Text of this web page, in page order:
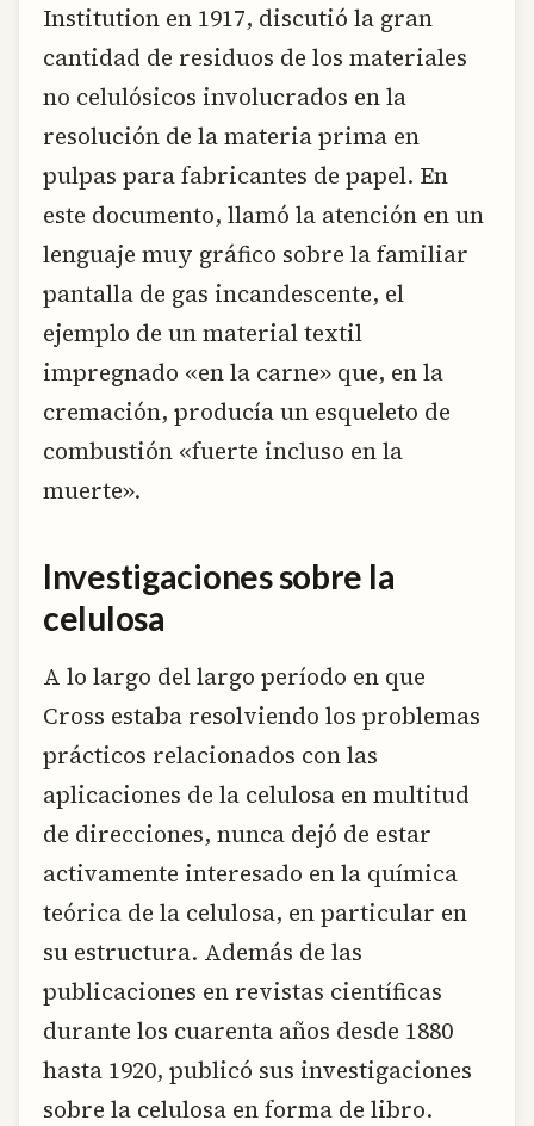
Institution en 1917, discutió la gran
cantidad de residuos de los materiales
no celulósicos involucrados en la
resolución de la materia prima en
pulpas para fabricantes de papel. En
este documento, llamó la atención en un
lenguaje muy gráfico sobre la familiar
pantalla de gas incandescente, el
ejemplo de un material textil
impregnado «en la carne» que, en la
cremación, producía un esqueleto de
combustión «fuerte incluso en la
muerte».
Investigaciones sobre la
celulosa
A lo largo del largo período en que
Cross estaba resolviendo los problemas
prácticos relacionados con las
aplicaciones de la celulosa en multitud
de direcciones, nunca dejó de estar
activamente interesado en la química
teórica de la celulosa, en particular en
su estructura. Además de las
publicaciones en revistas científicas
durante los cuarenta años desde 1880
hasta 1920, publicó sus investigaciones
sobre la celulosa en forma de libro.